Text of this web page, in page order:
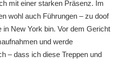
mit einer starken Präsenz. Im
wohl auch Führungen – zu doof
New York bin. Vor dem Gericht
und werde
– dass ich diese Treppen und